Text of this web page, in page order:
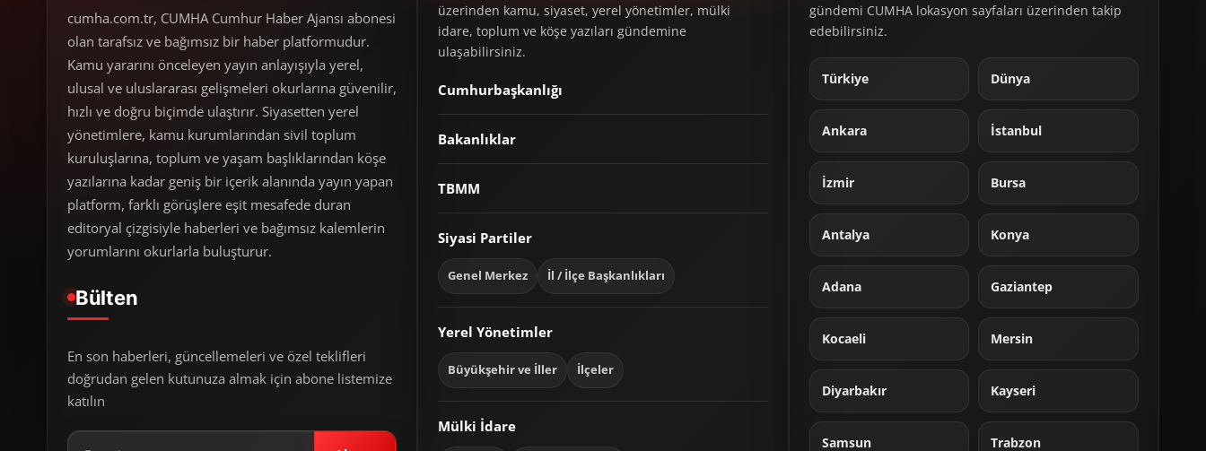
cumha.com.tr, CUMHA Cumhur Haber Ajansı abonesi
olan tarafsız ve bağımsız bir haber platformudur.
Kamu yararını önceleyen yayın anlayışıyla yerel,
ulusal ve uluslararası gelişmeleri okurlarına güvenilir,
hızlı ve doğru biçimde ulaştırır. Siyasetten yerel
yönetimlere, kamu kurumlarından sivil toplum
kuruluşlarına, toplum ve yaşam başlıklarından köşe
yazılarına kadar geniş bir içerik alanında yayın yapan
platform, farklı görüşlere eşit mesafede duran
editoryal çizgisiyle haberleri ve bağımsız kalemlerin
yorumlarını okurlarla buluşturur.
Bülten
En son haberleri, güncellemeleri ve özel teklifleri
doğrudan gelen kutunuza almak için abone listemize
katılın
üzerinden kamu, siyaset, yerel yönetimler, mülki
idare, toplum ve köşe yazıları gündemine
ulaşabilirsiniz.
Cumhurbaşkanlığı
Bakanlıklar
TBMM
Siyasi Partiler
Genel Merkez İl / İlçe Başkanlıkları
Yerel Yönetimler
Büyükşehir ve İller İlçeler
Mülki İdare
gündemi CUMHA lokasyon sayfaları üzerinden takip
edebilirsiniz.
Türkiye Dünya
Ankara İstanbul
İzmir Bursa
Antalya Konya
Adana Gaziantep
Kocaeli Mersin
Diyarbakır Kayseri
Samsun Trabzon